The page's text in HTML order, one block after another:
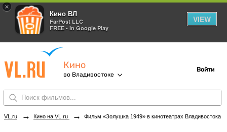
×
Кино ВЛ
FarPost LLC
FREE - In Google Play
VIEW
Кино
во Владивостоке
Войти
VL.ru → Кино на VL.ru → Фильм «Золушка 1949» в кинотеатрах Владивостока. Купить билеты!